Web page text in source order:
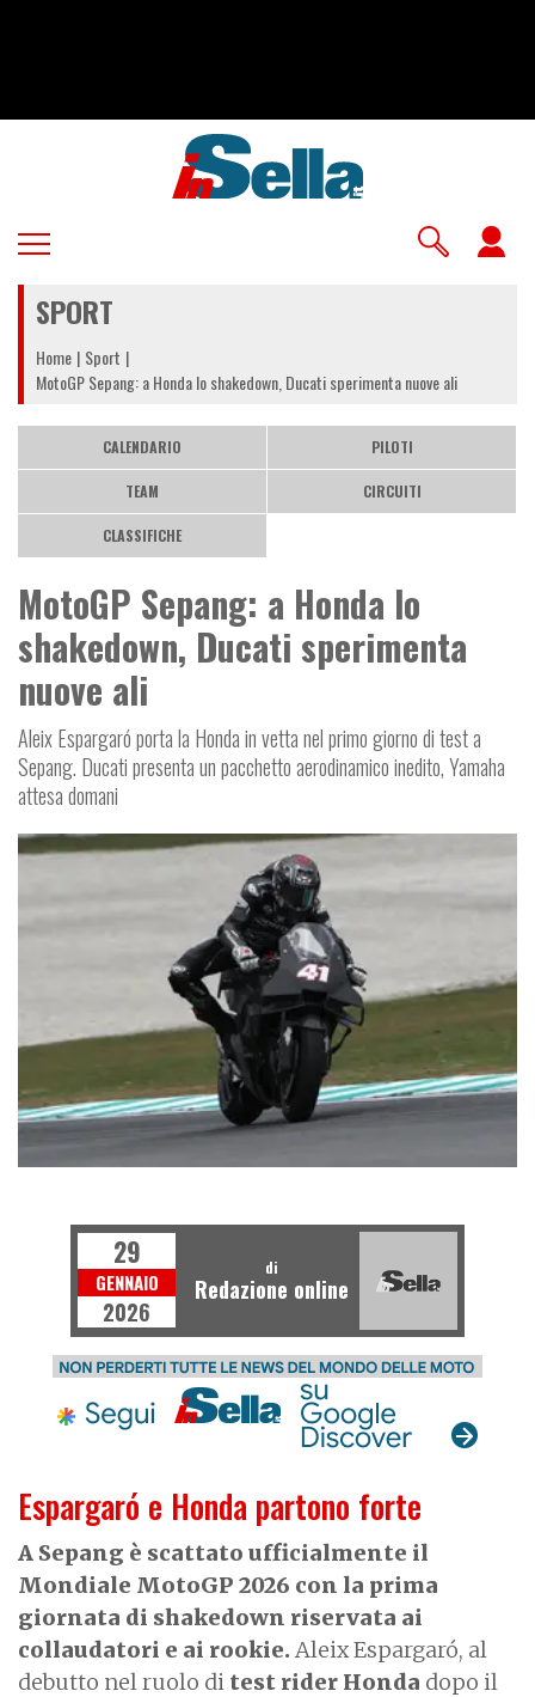
SPORT
Home Sport
MotoGP Sepang: a Honda lo shakedown, Ducati sperimenta nuove ali
CALENDARIO PILOTI
TEAM CIRCUITI
CLASSIFICHE
MotoGP Sepang: a Honda lo
shakedown, Ducati sperimenta
nuove ali
Aleix Espargaró porta la Honda in vetta nel primo giorno di test a
Sepang. Ducati presenta un pacchetto aerodinamico inedito, Yamaha
attesa domani
Espargaró e Honda partono forte
A Sepang è scattato ufficialmente il
Mondiale MotoGP 2026 con la prima
giornata di shakedown riservata ai
collaudatori e ai rookie. Aleix Espargaró, al
debutto nel ruolo di test rider Honda dopo il
29
GENNAIO
2026
di
Redazione online